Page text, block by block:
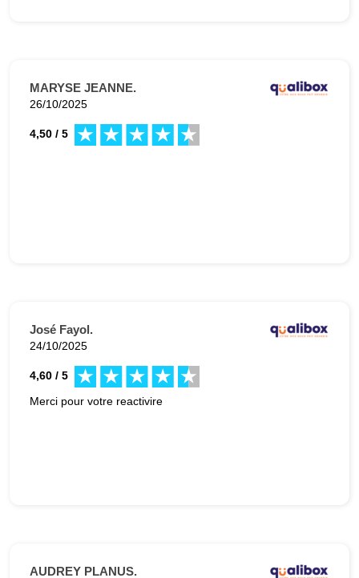
MARYSE JEANNE.
26/10/2025
4,50 / 5
José Fayol.
24/10/2025
4,60 / 5
Merci pour votre reactivire
AUDREY PLANUS.